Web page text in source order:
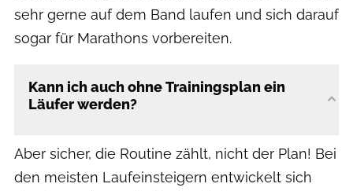
sehr gerne auf dem Band laufen und sich darauf
sogar für Marathons vorbereiten.
Kann ich auch ohne Trainingsplan ein
Läufer werden?
Aber sicher, die Routine zählt, nicht der Plan! Bei
den meisten Laufeinsteigern entwickelt sich